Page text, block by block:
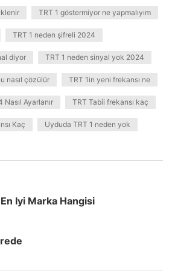
TRT 1 göstermiyor ne yapmalıyım
TRT 1 neden şifreli 2024
diyor TRT 1 neden sinyal yok 2024
nasıl çözülür TRT 1in yeni frekansı ne
Ayarlanır TRT Tabii frekansı kaç
Kaç Uyduda TRT 1 neden yok
Iyi Marka Hangisi